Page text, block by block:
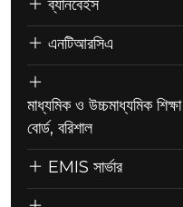
ব্যানবেইস
এনটিআরসিএ
মাধ্যমিক ও উচ্চমাধ্যমিক শিক্ষা
বোর্ড, বরিশাল
EMIS সার্ভার